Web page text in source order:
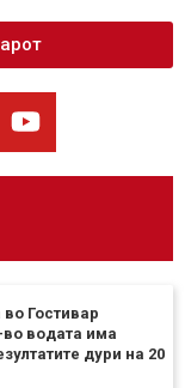
Гостивар
водата има
дури на 20